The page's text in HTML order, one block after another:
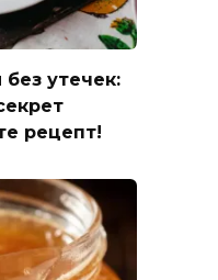
утечек:
рецепт!